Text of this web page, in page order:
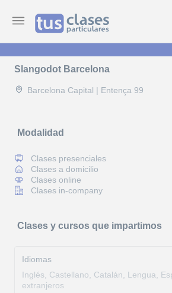
Slangodot Barcelona
Barcelona Capital | Entença 99
Modalidad
Clases presenciales
Clases a domicilio
Clases online
Clases in-company
Clases y cursos que impartimos
Idiomas
Inglés, Castellano, Catalán, Lengua,
extranjeros